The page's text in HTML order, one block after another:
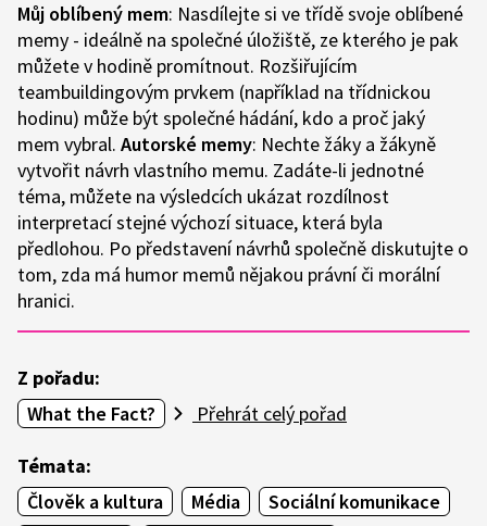
Můj oblíbený mem: Nasdílejte si ve třídě svoje oblíbené
memy - ideálně na společné úložiště, ze kterého je pak
můžete v hodině promítnout. Rozšiřujícím
teambuildingovým prvkem (například na třídnickou
hodinu) může být společné hádání, kdo a proč jaký
mem vybral. Autorské memy: Nechte žáky a žákyně
vytvořit návrh vlastního memu. Zadáte-li jednotné
téma, můžete na výsledcích ukázat rozdílnost
interpretací stejné výchozí situace, která byla
předlohou. Po představení návrhů společně diskutujte o
tom, zda má humor memů nějakou právní či morální
hranici.
Z pořadu:
What the Fact?
Přehrát celý pořad
Témata:
Člověk a kultura
Média
Sociální komunikace